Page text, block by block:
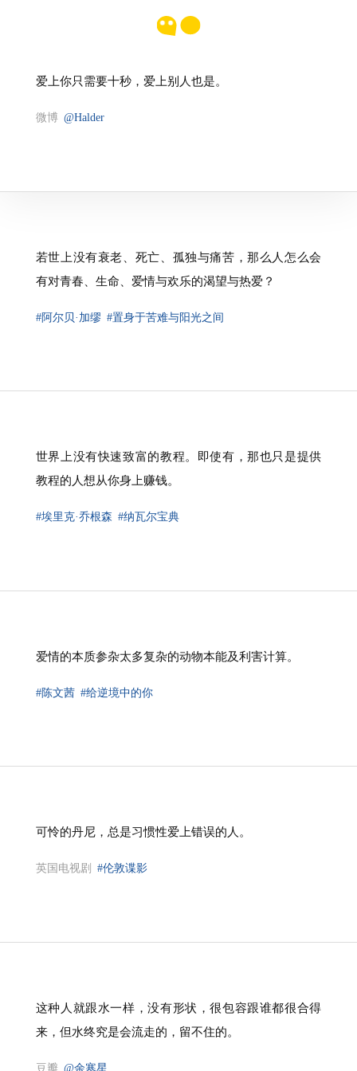
爱上你只需要十秒，爱上别人也是。
微博 @Halder
若世上没有衰老、死亡、孤独与痛苦，那么人怎么会
有对青春、生命、爱情与欢乐的渴望与热爱？
#阿尔贝·加缪 #置身于苦难与阳光之间
世界上没有快速致富的教程。即使有，那也只是提供
教程的人想从你身上赚钱。
#埃里克·乔根森 #纳瓦尔宝典
爱情的本质参杂太多复杂的动物本能及利害计算。
#陈文茜 #给逆境中的你
可怜的丹尼，总是习惯性爱上错误的人。
英国电视剧 #伦敦谍影
这种人就跟水一样，没有形状，很包容跟谁都很合得
来，但水终究是会流走的，留不住的。
豆瓣 @余寒星